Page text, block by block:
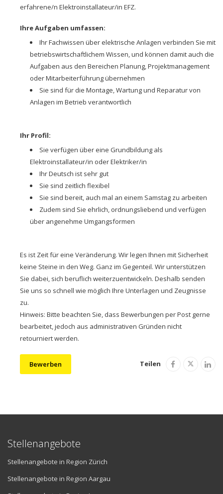
erfahrene/n Elektroinstallateur/in EFZ.
Ihre Aufgaben umfassen:
Ihr Fachwissen über elektrische Anlagen verbinden Sie mit
betriebswirtschaftlichem Wissen, und können damit auch die
Aufgaben aus den Bereichen Planung, Projektmanagement
oder Mitarbeiterführung übernehmen
Sie sind für die Montage, Wartung und Reparatur von
Anlagen im Betrieb verantwortlich
Ihr Profil:
Sie verfügen über eine Grundbildung als
Elektroinstallateur/in oder Elektriker/in
Ihr Deutsch ist sehr gut
Sie sind zeitlich flexibel
Sie sind bereit, auch mal an einem Samstag zu arbeiten
Zudem sind Sie ehrlich, ordnungsliebend und verfügen
über angenehme Umgangsformen
Es ist Zeit für eine Veränderung. Wir legen Ihnen mit Sicherheit
keine Steine in den Weg. Ganz im Gegenteil. Wir unterstützen
Sie dabei, sich beruflich weiterzuentwickeln. Deshalb senden
Sie uns so schnell wie möglich Ihre Unterlagen und Zeugnisse
zu.
Hinweis: Bitte beachten Sie, dass Bewerbungen per Post gerne
bearbeitet, jedoch aus administrativen Gründen nicht
retourniert werden.
Bewerben Teilen
Stellenangebote
Stellenangebote in Region Zürich
Stellenangebote in Region Aargau